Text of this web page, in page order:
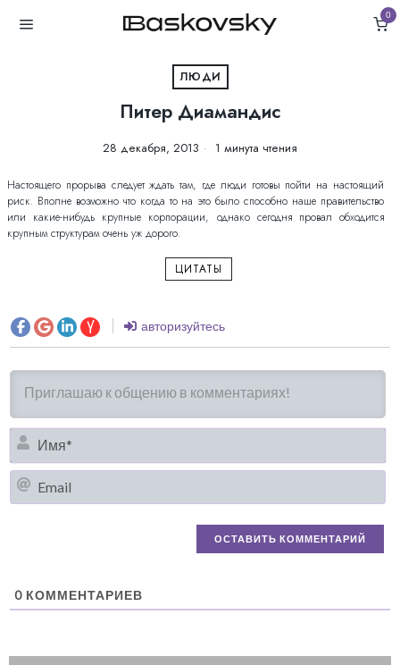
0
ЛЮДИ
Питер Диамандис
28 декабря, 2013 1 минута чтения
Настоящего прорыва следует ждать там, где люди готовы пойти на настоящий
риск. Вполне возможно что когда то на это было способно наше правительство
или какие-нибудь крупные корпорации, однако сегодня провал обходится
крупным структурам очень уж дорого.
ЦИТАТЫ
авторизуйтесь
0 КОММЕНТАРИЕВ